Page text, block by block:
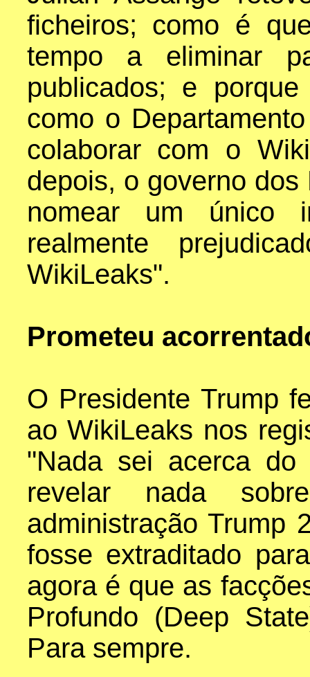
ficheiros; como é
tempo a eliminar
publicados; e
como o
colaborar com o
depois, o governo
nomear um único
realmente
WikiLeaks".
Prometeu
O Presidente Trump
ao WikiLeaks nos
"Nada sei acerca do
revelar nada
administração Trump
fosse extraditado
agora é que as
Profundo (Deep
Para sempre.